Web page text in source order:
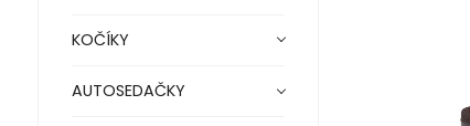
KOČÍKY
AUTOSEDAČKY